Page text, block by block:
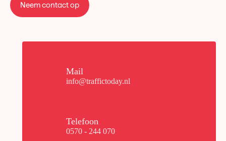
Neem contact op
Mail
info@traffictoday.nl
Telefoon
0570 - 244 070